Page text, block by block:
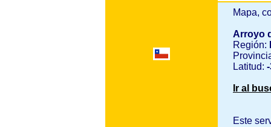
Mapa,
Arroyo
Región:
Latitud:
Ir al
Este